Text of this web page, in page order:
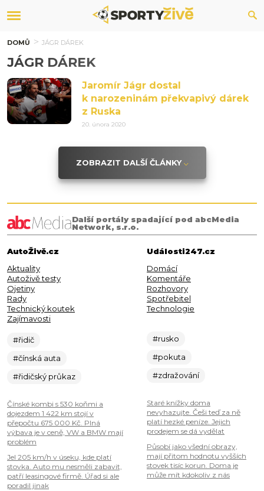
DOMŮ JÁGR DÁREK
JÁGR DÁREK
Jaromír Jágr dostal
k narozeninám překvapivý dárek
z Ruska
20. února 2020
ZOBRAZIT DALŠÍ ČLÁNKY
Další portály spadající pod abcMedia
Network, s.r.o.
AutoŽivě.cz
Aktuality
Autoživě testy
Ojetiny
Rady
Technický koutek
Zajímavosti
#řidič
#čínská auta
#řidičský průkaz
Čínské kombi s 530 koňmi a
dojezdem 1 422 km stojí v
přepočtu 675 000 Kč. Plná
výbava je v ceně, VW a BMW mají
problém
Jel 205 km/h v úseku, kde platí
stovka. Auto mu nesměli zabavit,
patří leasingové firmě. Úřad si ale
poradil jinak
Události247.cz
Domácí
Komentáře
Rozhovory
Spotřebitel
Technologie
#rusko
#pokuta
#zdražování
Staré knížky doma
nevyhazujte. Češi teď za ně
platí hezké peníze. Jejich
prodejem se dá vydělat
Působí jako všední obrazy,
mají přitom hodnotu vyšších
stovek tisíc korun. Doma je
může mít kdokoliv z nás